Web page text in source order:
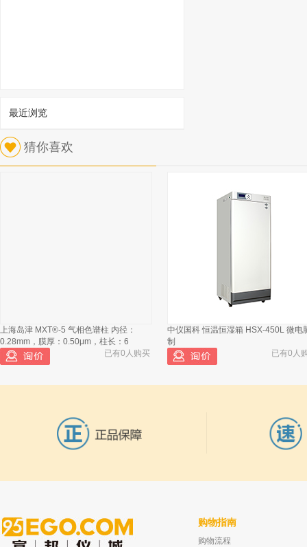
最近浏览
猜你喜欢
上海岛津 MXT®-5 气相色谱柱 内径：
0.28mm，膜厚：0.50μm，柱长：6
已有0人购买
中仪国科 恒温恒湿箱 HSX-450L 微电
制
已有0人
Restek Rt-Msieve 5A PLOT Column30m， 浙江爱吉仁 灰色特氟龙/模制丁基隔垫
购物指南
购物流程